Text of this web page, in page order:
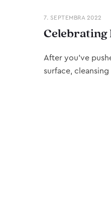
7. SEPTEMBRA 2022
Celebrating
After you’ve
surface,